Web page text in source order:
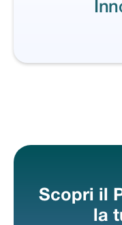
Scopri il
la